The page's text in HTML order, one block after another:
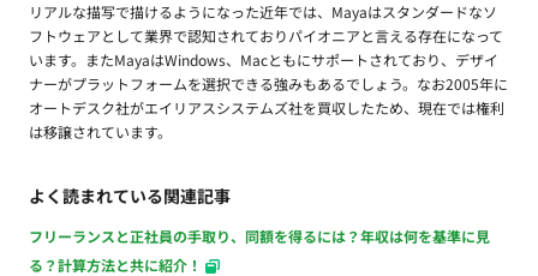
リアルな描写で描けるようになった近年では、Mayaはスタンダードなソ
フトウェアとして業界で認知されておりパイオニアと言える存在になって
います。またMayaはWindows、Macともにサポートされており、デザイ
ナーがプラットフォームを選択できる強みもあるでしょう。なお2005年に
オートデスク社がエイリアスシステムズ社を買収したため、現在では権利
は移譲されています。
よく読まれている関連記事
フリーランスと正社員の手取り、同額を得るには？年収は何を基準に見
る？計算方法と共に紹介！